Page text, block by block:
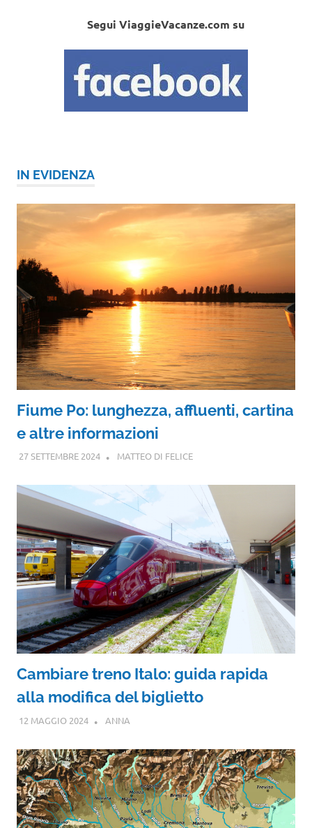
Segui ViaggieVacanze.com su
IN EVIDENZA
Fiume Po: lunghezza, affluenti, cartina
e altre informazioni
27 SETTEMBRE 2024 MATTEO DI FELICE
Cambiare treno Italo: guida rapida
alla modifica del biglietto
12 MAGGIO 2024 ANNA